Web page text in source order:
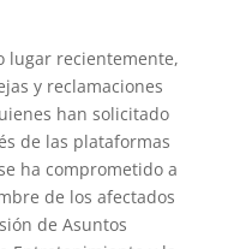
lugar recientemente,
y reclamaciones
han solicitado
de las plataformas
ha comprometido a
de los afectados
de Asuntos